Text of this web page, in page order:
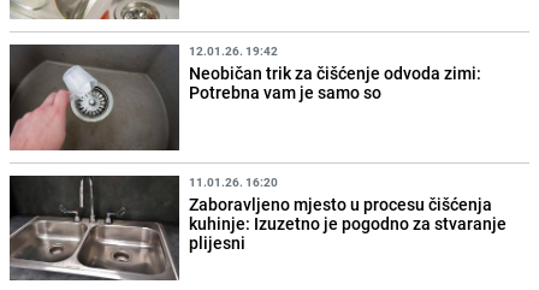
12.01.26. 19:42
Neobičan trik za čišćenje odvoda zimi:
Potrebna vam je samo so
11.01.26. 16:20
Zaboravljeno mjesto u procesu čišćenja
kuhinje: Izuzetno je pogodno za stvaranje
plijesni